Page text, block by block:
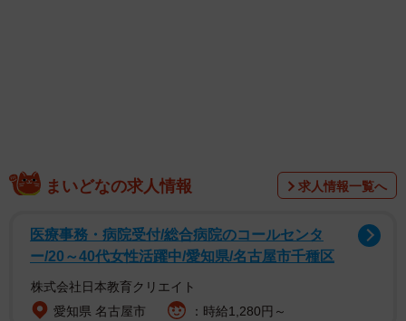
完全に仕事から脱出する「フルFIRE」をあえて選ばない
に早期退職した方、それぞれの選択の理由を伺ってきまし
た。
FIREしようと思えばできるけど…しない理由は？
まいどなの求人情報 求人情報一覧へ
医療事務・病院受付/総合病院のコールセンタ
ー/20～40代女性活躍中/愛知県/名古屋市千種区
株式会社日本教育クリエイト
愛知県 名古屋市
：時給1,280円～